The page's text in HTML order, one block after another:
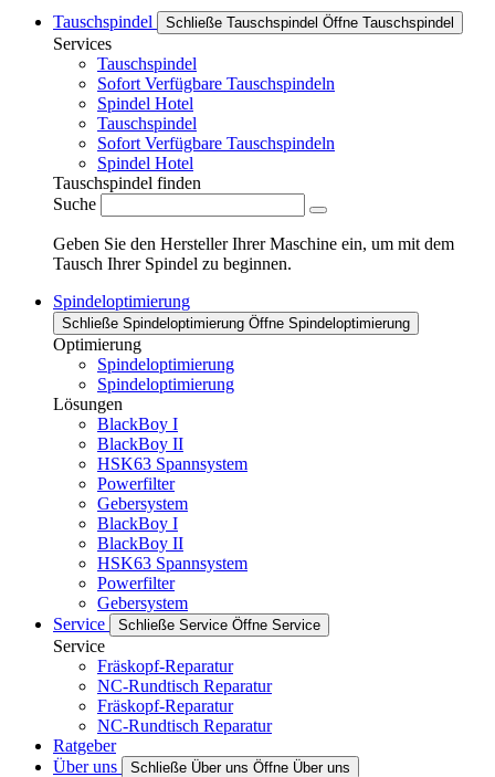
Tauschspindel Schließe Tauschspindel Öffne Tauschspindel
Services
Tauschspindel
Sofort Verfügbare Tauschspindeln
Spindel Hotel
Tauschspindel
Sofort Verfügbare Tauschspindeln
Spindel Hotel
Tauschspindel finden
Suche
Geben Sie den Hersteller Ihrer Maschine ein, um mit dem
Tausch Ihrer Spindel zu beginnen.
Spindeloptimierung
Schließe Spindeloptimierung Öffne Spindeloptimierung
Optimierung
Spindeloptimierung
Spindeloptimierung
Lösungen
BlackBoy I
BlackBoy II
HSK63 Spannsystem
Powerfilter
Gebersystem
BlackBoy I
BlackBoy II
HSK63 Spannsystem
Powerfilter
Gebersystem
Service
Schließe Service Öffne Service
Service
Fräskopf-Reparatur
NC-Rundtisch Reparatur
Fräskopf-Reparatur
NC-Rundtisch Reparatur
Ratgeber
Über uns
Schließe Über uns Öffne Über uns